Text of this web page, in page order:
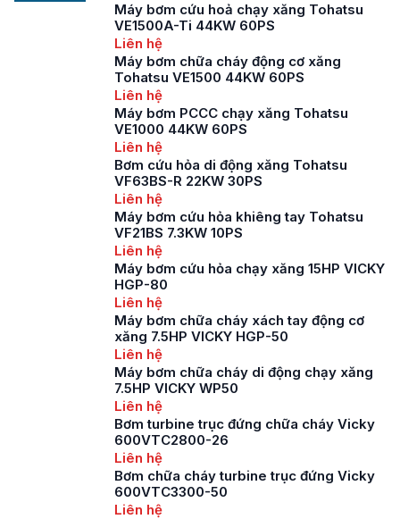
Máy bơm cứu hoả chạy xăng Tohatsu
VE1500A-Ti 44KW 60PS
Liên hệ
Máy bơm chữa cháy động cơ xăng
Tohatsu VE1500 44KW 60PS
Liên hệ
Máy bơm PCCC chạy xăng Tohatsu
VE1000 44KW 60PS
Liên hệ
Bơm cứu hỏa di động xăng Tohatsu
VF63BS-R 22KW 30PS
Liên hệ
Máy bơm cứu hỏa khiêng tay Tohatsu
VF21BS 7.3KW 10PS
Liên hệ
Máy bơm cứu hỏa chạy xăng 15HP VICKY
HGP-80
Liên hệ
Máy bơm chữa cháy xách tay động cơ
xăng 7.5HP VICKY HGP-50
Liên hệ
Máy bơm chữa cháy di động chạy xăng
7.5HP VICKY WP50
Liên hệ
Bơm turbine trục đứng chữa cháy Vicky
600VTC2800-26
Liên hệ
Bơm chữa cháy turbine trục đứng Vicky
600VTC3300-50
Liên hệ